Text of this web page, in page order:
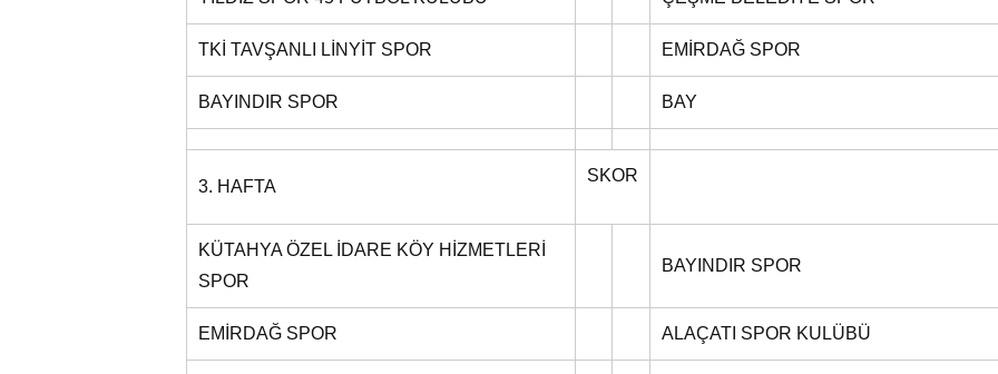
TKİ TAVŞANLI LİNYİT SPOR EMİRDAĞ SPOR
BAYINDIR SPOR BAY
3. HAFTA
SKOR
KÜTAHYA ÖZEL İDARE KÖY HİZMETLERİ
SPOR
BAYINDIR SPOR
EMİRDAĞ SPOR ALAÇATI SPOR KULÜBÜ